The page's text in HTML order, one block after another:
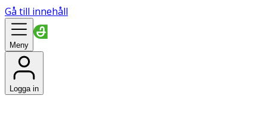
Gå till innehåll
Meny
Logga in